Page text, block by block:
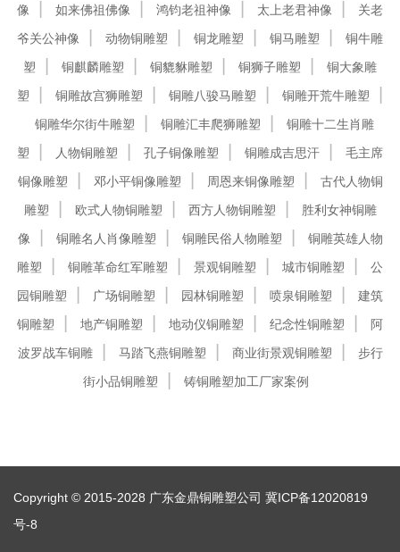
像
如来佛祖佛像 鸿钧老祖神像 太上老君神像
关老
爷关公神像
动物铜雕塑 铜龙雕塑 铜马雕塑
铜牛雕
塑
铜麒麟雕塑 铜貔貅雕塑 铜狮子雕塑
铜大象雕
塑
铜雕故宫狮雕塑 铜雕八骏马雕塑
铜雕开荒牛雕塑
铜雕华尔街牛雕塑
铜雕汇丰爬狮雕塑
铜雕十二生肖雕
塑
人物铜雕塑 孔子铜像雕塑 铜雕成吉思汗
毛主席
铜像雕塑
邓小平铜像雕塑 周恩来铜像雕塑
古代人物铜
雕塑
欧式人物铜雕塑 西方人物铜雕塑
胜利女神铜雕
像
铜雕名人肖像雕塑 铜雕民俗人物雕塑
铜雕英雄人物
雕塑
铜雕革命红军雕塑 景观铜雕塑 城市铜雕塑
公
园铜雕塑
广场铜雕塑 园林铜雕塑 喷泉铜雕塑
建筑
铜雕塑
地产铜雕塑 地动仪铜雕塑 纪念性铜雕塑
阿
波罗战车铜雕
马踏飞燕铜雕塑 商业街景观铜雕塑
步行
街小品铜雕塑
铸铜雕塑加工厂家案例
Copyright © 2015-2028 广东金鼎铜雕塑公司 冀ICP备12020819
号-8